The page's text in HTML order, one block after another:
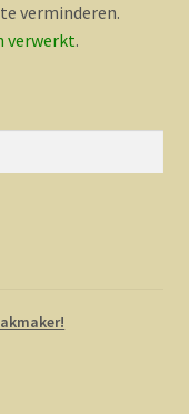
verminderen.
verwerkt.